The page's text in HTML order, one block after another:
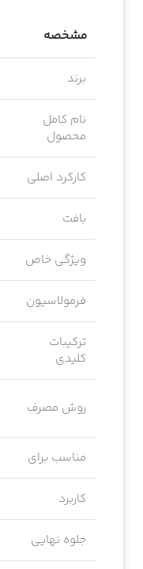
مشخصه
برند
نام کامل
محصول
کارکرد اصلی
بافت
ویژگی خاص
فرمولاسیون
ترکیبات
کلیدی
روش مصرف
مناسب برای
کاربرد
جلوه نهایی